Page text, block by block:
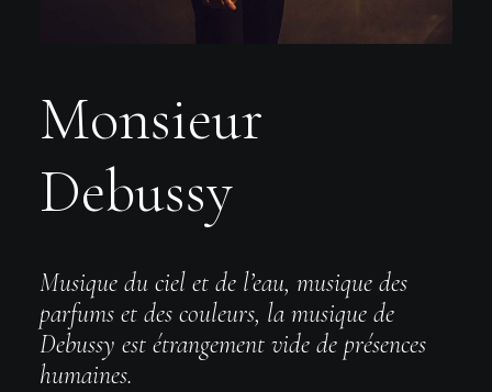
Monsieur
Debussy
Musique du ciel et de l’eau, musique des
parfums et des couleurs, la musique de
Debussy est étrangement vide de présences
humaines.